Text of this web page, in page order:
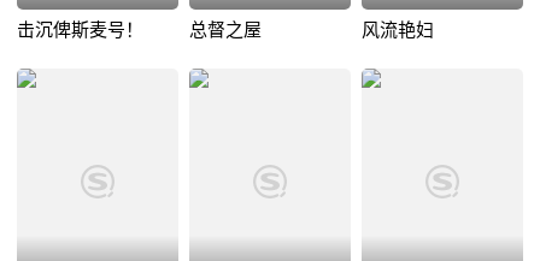
击沉俾斯麦号！ 总督之屋 风流艳妇